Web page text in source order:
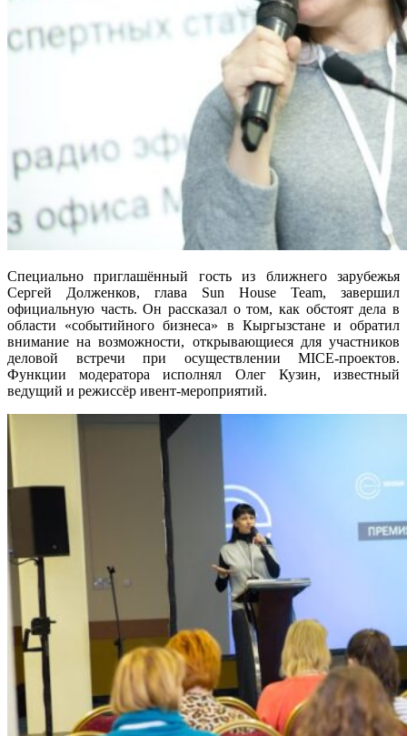
Специально приглашённый гость из ближнего зарубежья
Сергей Долженков, глава Sun House Team, завершил
официальную часть. Он рассказал о том, как обстоят дела в
области «событийного бизнеса» в Кыргызстане и обратил
внимание на возможности, открывающиеся для участников
деловой встречи при осуществлении MICE-проектов.
Функции модератора исполнял Олег Кузин, известный
ведущий и режиссёр ивент-мероприятий.